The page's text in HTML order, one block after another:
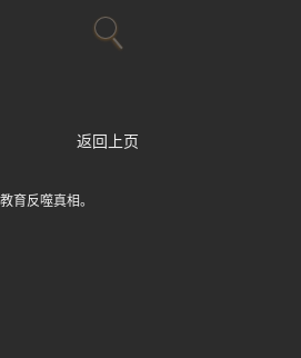
返回上页
育反噬真相。